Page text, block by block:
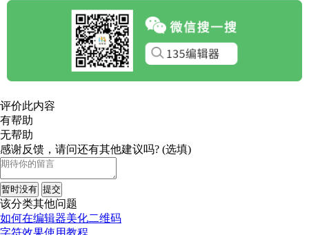
评价此内容
有帮助
无帮助
感谢反馈，请问还有其他建议吗? (选填)
暂时没有 提交
该分类其他问题
如何在编辑器美化二维码
字符效果使用教程